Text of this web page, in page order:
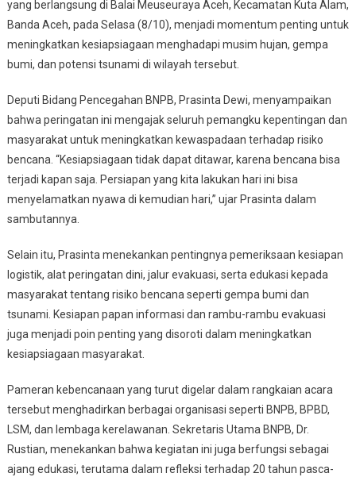
Kebencanaan
Warnai
Peringatan
20
Tsunami
Aceh
yang berlangsung di Balai Meuseuraya Aceh, Kecamatan Kuta Alam,
Banda Aceh, pada Selasa (8/10), menjadi momentum penting untuk
meningkatkan kesiapsiagaan menghadapi musim hujan, gempa
bumi, dan potensi tsunami di wilayah tersebut.
Deputi Bidang Pencegahan BNPB, Prasinta Dewi, menyampaikan
bahwa peringatan ini mengajak seluruh pemangku kepentingan dan
masyarakat untuk meningkatkan kewaspadaan terhadap risiko
bencana. “Kesiapsiagaan tidak dapat ditawar, karena bencana bisa
terjadi kapan saja. Persiapan yang kita lakukan hari ini bisa
menyelamatkan nyawa di kemudian hari,” ujar Prasinta dalam
sambutannya.
Selain itu, Prasinta menekankan pentingnya pemeriksaan kesiapan
logistik, alat peringatan dini, jalur evakuasi, serta edukasi kepada
masyarakat tentang risiko bencana seperti gempa bumi dan
tsunami. Kesiapan papan informasi dan rambu-rambu evakuasi
juga menjadi poin penting yang disoroti dalam meningkatkan
kesiapsiagaan masyarakat.
Pameran kebencanaan yang turut digelar dalam rangkaian acara
tersebut menghadirkan berbagai organisasi seperti BNPB, BPBD,
LSM, dan lembaga kerelawanan. Sekretaris Utama BNPB, Dr.
Rustian, menekankan bahwa kegiatan ini juga berfungsi sebagai
ajang edukasi, terutama dalam refleksi terhadap 20 tahun pasca-